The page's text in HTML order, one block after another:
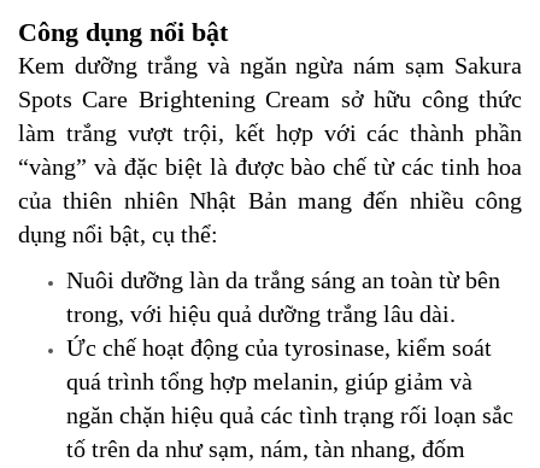
Công dụng nổi bật
Kem dưỡng trắng và ngăn ngừa nám sạm Sakura
Spots Care Brightening Cream sở hữu công thức
làm trắng vượt trội, kết hợp với các thành phần
“vàng” và đặc biệt là được bào chế từ các tinh hoa
của thiên nhiên Nhật Bản mang đến nhiều công
dụng nổi bật, cụ thể:
Nuôi dưỡng làn da trắng sáng an toàn từ bên
trong, với hiệu quả dưỡng trắng lâu dài.
Ức chế hoạt động của tyrosinase, kiểm soát
quá trình tổng hợp melanin, giúp giảm và
ngăn chặn hiệu quả các tình trạng rối loạn sắc
tố trên da như sạm, nám, tàn nhang, đốm